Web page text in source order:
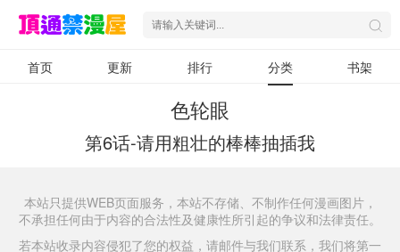
首页 更新 排行 分类 书架
色轮眼
第6话-请用粗壮的棒棒抽插我
本站只提供WEB页面服务，本站不存储、不制作任何漫画图片，
不承担任何由于内容的合法性及健康性所引起的争议和法律责任。
若本站收录内容侵犯了您的权益，请邮件与我们联系，我们将第一